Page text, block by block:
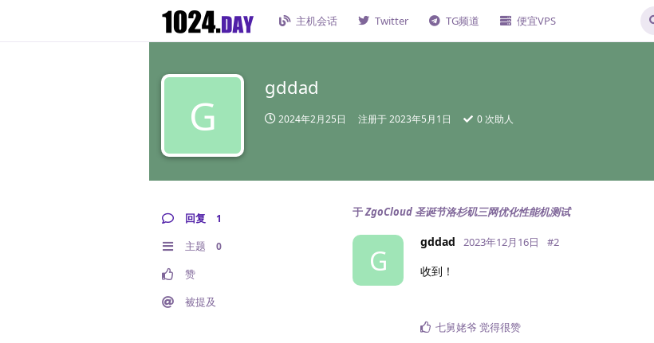
主机会话 Twitter TG频道 便宜VPS
G
gddad
2024年2月25日 注册于2023年5月1日 0 次助人
回复 1
主题 0
赞
被提及
于ZgoCloud 圣诞节洛杉矶三网优化性能机测试
G
gddad 2023年12月16日 #2
收到！
七舅姥爷 觉得很赞